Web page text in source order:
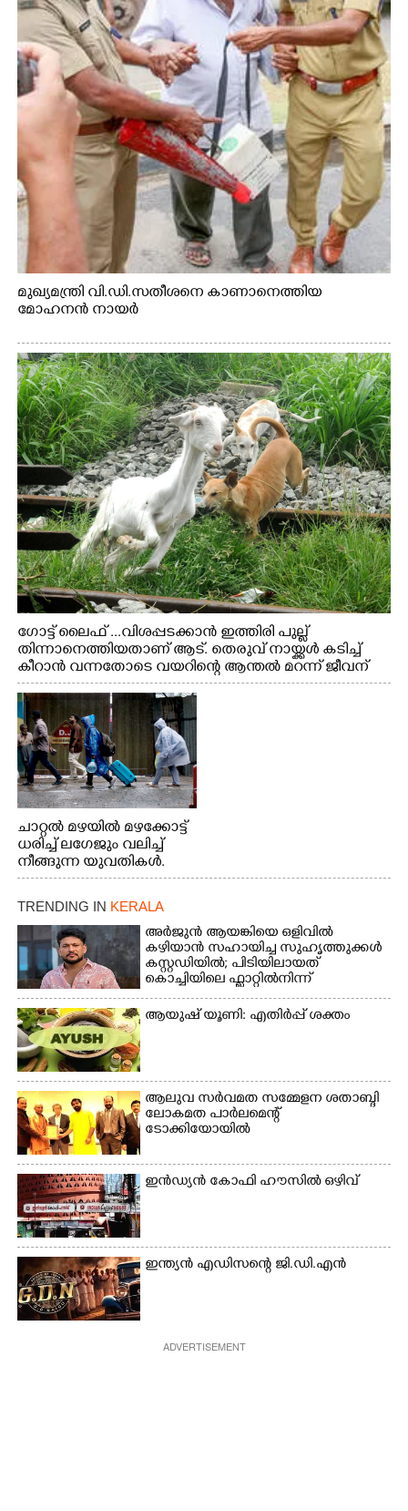
മുഖ്യമന്ത്രി വി.ഡി.സതീശനെ കാണാനെത്തിയ
മോഹനൻ നായർ
ഗോട്ട് ലൈഫ് ...വിശപ്പടക്കാൻ ഇത്തിരി പുല്ല്
തിന്നാനെത്തിയതാണ് ആട്. തെരുവ് നായ്ക്കൾ കടിച്ച്
കീറാൻ വന്നതോടെ വയറിന്റെ ആന്തൽ മറന്ന് ജീവന്
വേണ്ടിയായി ഓട്ടം. എറണാകുളം വാത്തുരുത്തിയിൽ
നിന്നുള്ള കാഴ്ച
ചാറ്റൽ മഴയിൽ മഴക്കോട്ട്
ധരിച്ച് ലഗേജും വലിച്ച്
നീങ്ങുന്ന യുവതികൾ.
എറണാകുളം മേനകയിൽ
നിന്നുള്ള കാഴ്ച
TRENDING IN KERALA
അർജുൻ ആയങ്കിയെ ഒളിവിൽ
കഴിയാൻ സഹായിച്ച സുഹൃത്തുക്കൾ
കസ്റ്റഡിയിൽ; പിടിയിലായത്
കൊച്ചിയിലെ ഫ്ലാറ്റിൽനിന്ന്
ആയുഷ് യൂണി: എതിർപ്പ് ശക്തം
ആലുവ സർവമത സമ്മേളന ശതാബ്ദി
ലോകമത പാർലമെന്റ്
ടോക്കിയോയിൽ
ഇൻഡ്യൻ കോഫി ഹൗസിൽ ഒഴിവ്
ഇന്ത്യൻ എഡിസന്റെ ജി.ഡി.എൻ
ADVERTISEMENT